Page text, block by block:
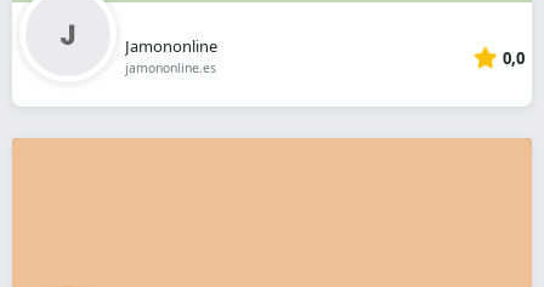
Jamononline
jamononline.es 0,0